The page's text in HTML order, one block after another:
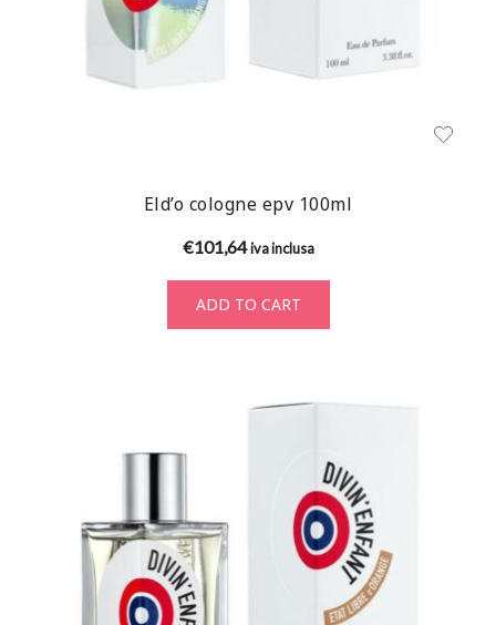
Eld’o cologne epv 100ml
€101,64 iva inclusa
ADD TO CART